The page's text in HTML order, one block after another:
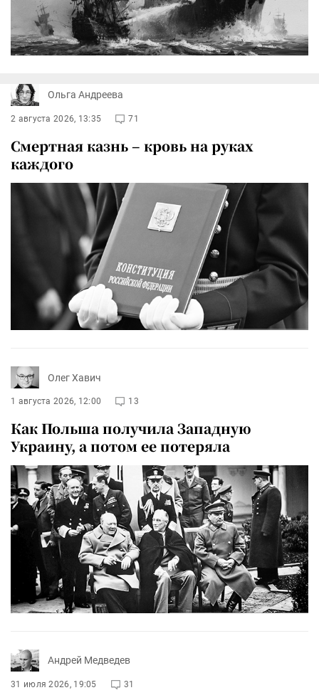
Ольга Андреева
2 августа 2026, 13:35 71
Смертная казнь – кровь на руках
каждого
Олег Хавич
1 августа 2026, 12:00 13
Как Польша получила Западную
Украину, а потом ее потеряла
Андрей Медведев
31 июля 2026, 19:05 31